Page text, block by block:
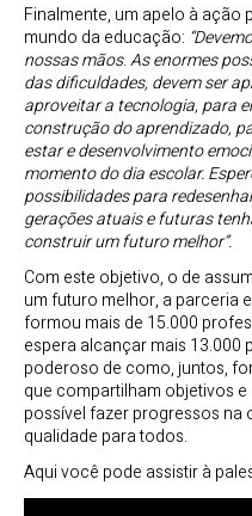
Finalmente, um apelo à
mundo da educação:
nossas mãos.As enormes
das dificuldades, devem ser
aproveitar a tecnologia, para
construção do aprendizado,
estar e desenvolvimento
momento do dia escolar.
possibilidades para
gerações atuais e futuras
construir um futuro melhor”.
Com este objetivo, o de
um futuro melhor, a parceria
formou mais de 15.000
espera alcançar mais 13.000
poderoso de como, juntos,
que compartilham objetivos
possível fazer progressos
qualidade para todos.
Aqui você pode assistir à